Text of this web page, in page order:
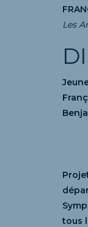
Les
tous